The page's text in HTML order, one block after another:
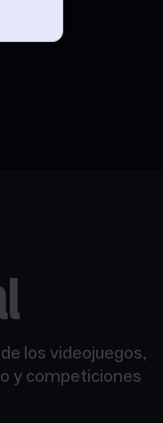
los videojuegos,
y competiciones